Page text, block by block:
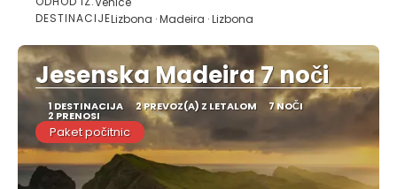
Glej .
DESTINACIJELizbona · Madeira · Lizbona
Jesenska Madeira 7 noči
1 DESTINACIJA 2 PREVOZ(A) Z LETALOM 7 NOČI
2 PRENOSI
Paket počitnic